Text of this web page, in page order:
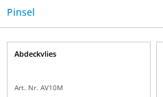
Pinsel
Abdeckvlies
Art. Nr. AV10M